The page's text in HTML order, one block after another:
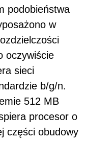
podobieństwa
w
oczywiście
sieci
b/g/n.
512 MB
procesor o
części obudowy